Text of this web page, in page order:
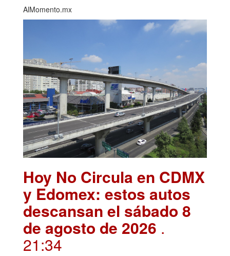
AlMomento.mx
Hoy No Circula en CDMX
y Edomex: estos autos
descansan el sábado 8
de agosto de 2026 .
21:34